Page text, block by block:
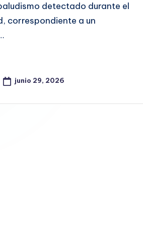
detectado durante el
correspondiente a un
junio 29, 2026